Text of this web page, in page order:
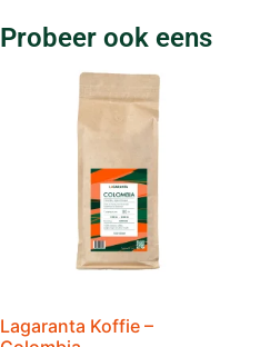
Probeer ook eens
Lagaranta Koffie –